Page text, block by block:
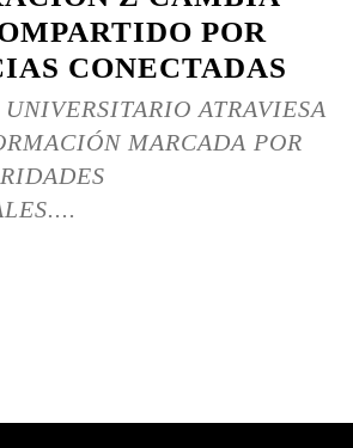
POR
CONECTADAS
ATRAVIESA
MARCADA POR